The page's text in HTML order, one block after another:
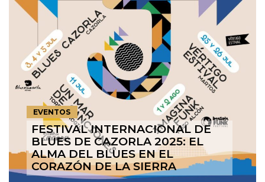
EVENTOS
FESTIVAL INTERNACIONAL DE
BLUES DE CAZORLA 2025: EL
ALMA DEL BLUES EN EL
CORAZÓN DE LA SIERRA